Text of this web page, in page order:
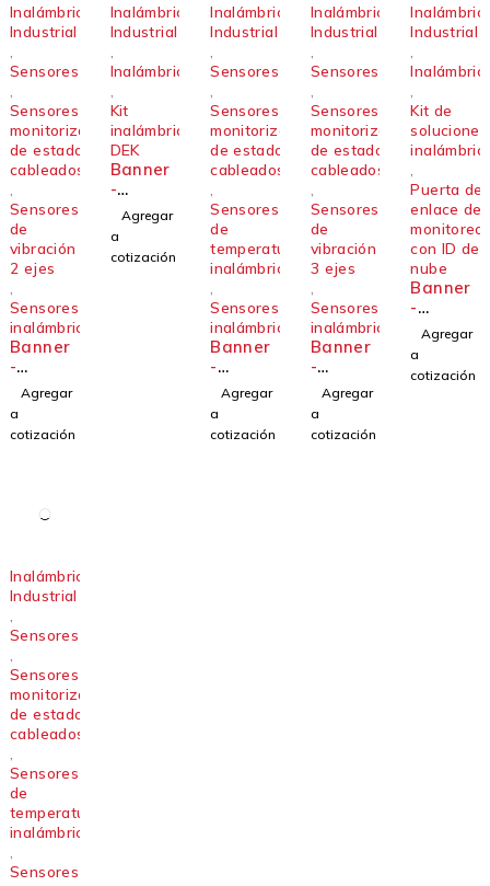
Inalámbrico
Industrial
Sensores
Sensores de
monitorización
de estado
cableados
Sensores
de
vibración
2 ejes
Sensores
inalámbricos
Banner
-
Sensor
QM30V
T2-SS-
9M
Agregar
a
cotización
Inalámbrico
Industrial
Inalámbricos
Kit
inalámbrico
DEK
Banner
-
DEK100
-A1-A
Agregar
a
cotización
Inalámbrico
Industrial
Sensores
Sensores de
monitorización
de estado
cableados
Sensores
de
temperatura
inalámbricos
Sensores
inalámbricos
Banner
-
Sensor
S15S-T-
MQ
Agregar
a
cotización
Inalámbrico
Industrial
Sensores
Sensores de
monitorización
de estado
cableados
Sensores
de
vibración
3 ejes
Sensores
inalámbricos
Banner
-
Sensor
QM30V
T3-MQP
Agregar
a
cotización
Industrial
Kit de
soluciones
Puerta de
enlace de
monitoreo
con ID de
nube
Banner
-
DXM120
0-CK2-
W
Agregar
a
cotización
Inalámbrico
Industrial
Sensores
Sensores de
monitorización
de estado
cableados
Sensores
de
temperatura
inalámbricos
Sensores